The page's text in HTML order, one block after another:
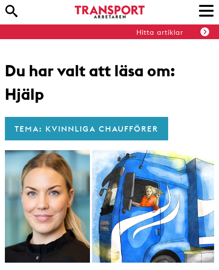
Hitta artiklar
Du har valt att läsa om:
Hjälp
TEMA: KVINNLIGA CHAUFFÖRER